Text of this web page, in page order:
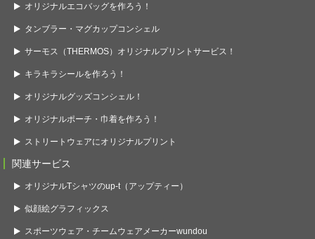
オリジナルエコバッグを作ろう！
タンブラー・マグカップコンシェル
サーモス（THERMOS）オリジナルプリントサービス！
キラキラシールを作ろう！
オリジナルグッズコンシェル！
オリジナルポーチ・巾着を作ろう！
ストリートウェアにオリジナルプリント
関連サービス
オリジナルTシャツのup-t（アップティー）
似顔絵グラフィックス
スポーツウェア・チームウェアメーカーwundou